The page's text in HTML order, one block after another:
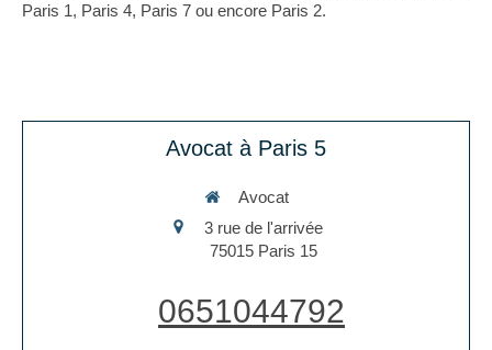
Paris 1, Paris 4, Paris 7 ou encore Paris 2.
Avocat à Paris 5
Avocat
3 rue de l'arrivée
75015 Paris 15
0651044792